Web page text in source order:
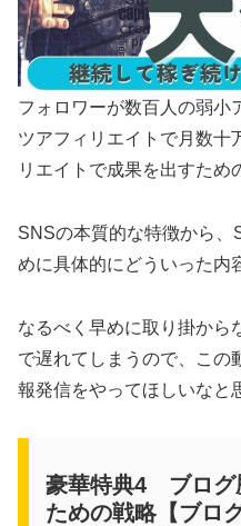
フォロワーが数百人の弱小
ツアフィリエイトで月数十
リエイトで成果を出すため
SNSの本質的な特徴から、
めに具体的にどういった内
なるべく早めに取り掛から
で遅れてしまうので、この
報発信をやってほしいなと
豪華特典4 ブログ
ための戦略【ブロ